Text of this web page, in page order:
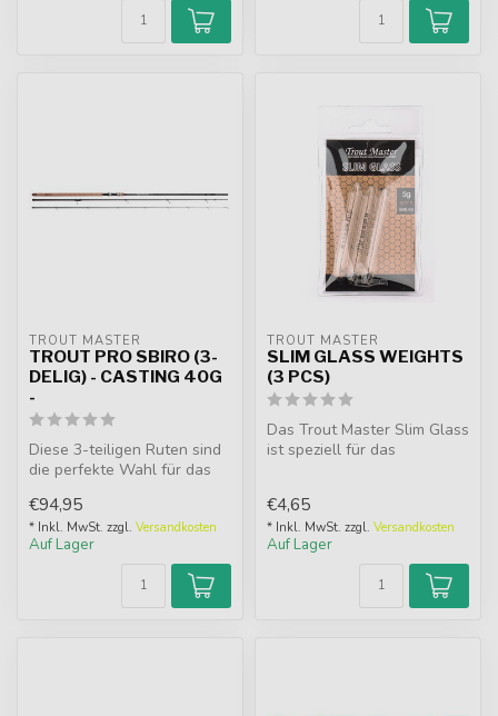
TROUT MASTER
TROUT PRO SBIRO (3-
DELIG) - CASTING 40G
-
Diese 3-teiligen Ruten sind
die perfekte Wahl für das
€94,95
* Inkl. MwSt. zzgl. Versandkosten
Auf Lager
TROUT MASTER
SLIM GLASS WEIGHTS
(3 PCS)
Das Trout Master Slim Glass
ist speziell für das
€4,65
* Inkl. MwSt. zzgl. Versandkosten
Auf Lager